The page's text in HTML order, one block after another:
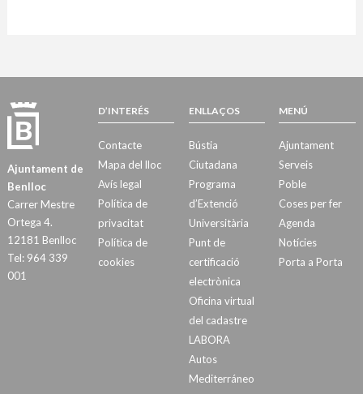
Ajuntament de
Benlloc
Carrer Mestre
Ortega 4.
12181 Benlloc
Tel: 964 339
001
D’INTERÉS
Contacte
Mapa del lloc
Avís legal
Política de
privacitat
Política de
cookies
ENLLAÇOS
Bústia
Ciutadana
Programa
d’Extenció
Universitària
Punt de
certificació
electrònica
Oficina virtual
del cadastre
LABORA
Autos
Mediterráneo
MENÚ
Ajuntament
Serveis
Poble
Coses per fer
Agenda
Notícies
Porta a Porta